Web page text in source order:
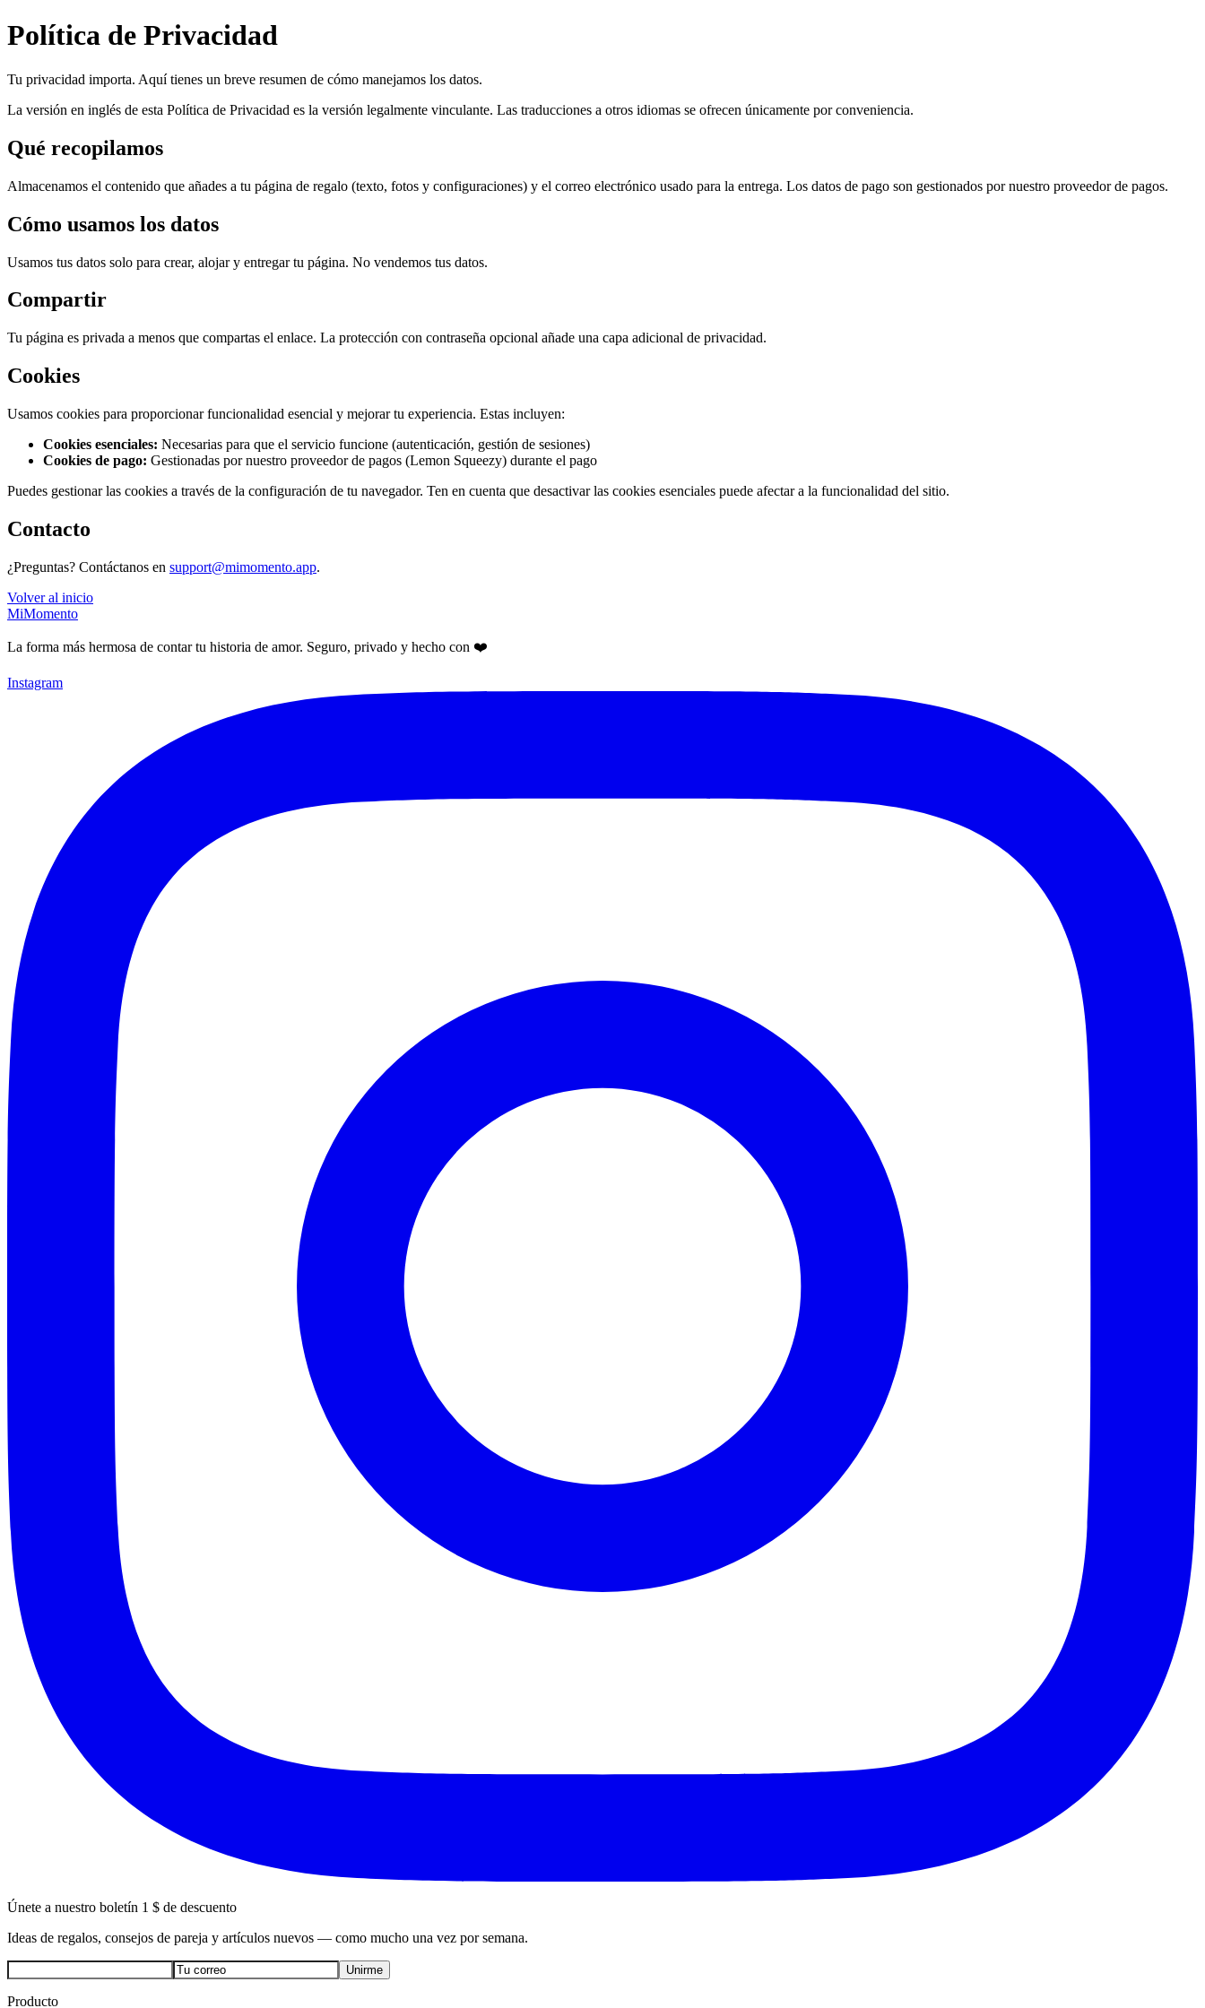
Política de Privacidad
Tu privacidad importa. Aquí tienes un breve resumen de cómo manejamos los datos.
La versión en inglés de esta Política de Privacidad es la versión legalmente vinculante. Las traducciones a otros idiomas se ofrecen únicamente por conveniencia.
Qué recopilamos
Almacenamos el contenido que añades a tu página de regalo (texto, fotos y configuraciones) y el correo electrónico usado para la entrega. Los datos de pago son gestionados por nuestro proveedor de pagos.
Cómo usamos los datos
Usamos tus datos solo para crear, alojar y entregar tu página. No vendemos tus datos.
Compartir
Tu página es privada a menos que compartas el enlace. La protección con contraseña opcional añade una capa adicional de privacidad.
Cookies
Usamos cookies para proporcionar funcionalidad esencial y mejorar tu experiencia. Estas incluyen:
Cookies esenciales: Necesarias para que el servicio funcione (autenticación, gestión de sesiones)
Cookies de pago: Gestionadas por nuestro proveedor de pagos (Lemon Squeezy) durante el pago
Puedes gestionar las cookies a través de la configuración de tu navegador. Ten en cuenta que desactivar las cookies esenciales puede afectar a la funcionalidad del sitio.
Contacto
¿Preguntas? Contáctanos en support@mimomento.app.
Volver al inicio
MiMomento
La forma más hermosa de contar tu historia de amor. Seguro, privado y hecho con ❤️
Instagram
Únete a nuestro boletín 1 $ de descuento
Ideas de regalos, consejos de pareja y artículos nuevos — como mucho una vez por semana.
Unirme
Producto